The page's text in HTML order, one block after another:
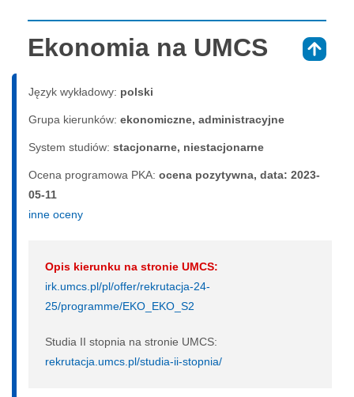
Ekonomia na UMCS
Język wykładowy: polski
Grupa kierunków: ekonomiczne, administracyjne
System studiów: sta­cjo­nar­ne, nie­sta­cjo­nar­ne
Ocena programowa PKA: ocena pozytywna, data: 2023-
05-11
inne oceny
Opis kierunku na stronie UMCS:
irk.umcs.pl/pl/offer/rekrutacja-24-
25/programme/EKO_EKO_S2
Studia II stopnia na stronie UMCS:
rekrutacja.umcs.pl/studia-ii-stopnia/